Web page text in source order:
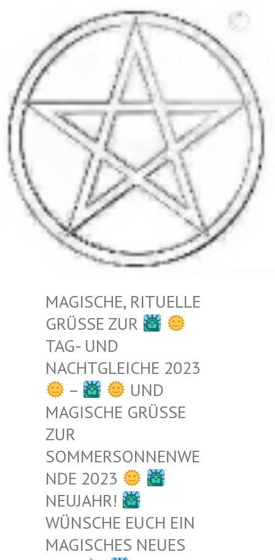
MAGISCHE, RITUELLE
GRÜSSE ZUR
TAG- UND
NACHTGLEICHE 2023
–
UND
MAGISCHE GRÜSSE Z
UR S
OMMERSONNENWEN
DE 2023
NEUJAHR!
WÜNSCHE EUCH EIN
MAGISCHES NEUES